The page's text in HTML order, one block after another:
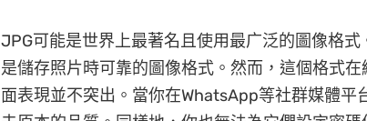
JPG可能是世界上最著名且使用最广泛的圖像格
是儲存照片時可靠的圖像格式。然而，這個格式
面表現並不突出。當你在WhatsApp等社群媒體平